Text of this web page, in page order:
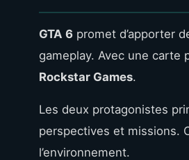
GTA 6 promet d’apporter
gameplay. Avec une carte
Rockstar Games.
Les deux protagonistes
perspectives et missions.
l’environnement.